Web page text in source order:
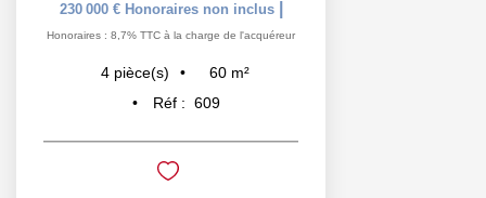
230 000 € Honoraires non inclus
Honoraires : 8,7% TTC à la charge de l'acquéreur
4 pièce(s) 60 m²
Réf : 609